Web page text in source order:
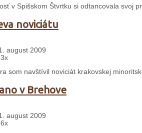
v Spišskom Štvrtku si odtancovala svoj
noviciátu
august 2009
som navštívil noviciát krakovskej
v Brehove
august 2009